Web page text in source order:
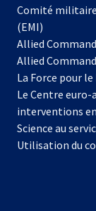
Comité
(EMI)
Allied
Allied
La Force pour
Le Centre
interventions
Science au
Utilisation du